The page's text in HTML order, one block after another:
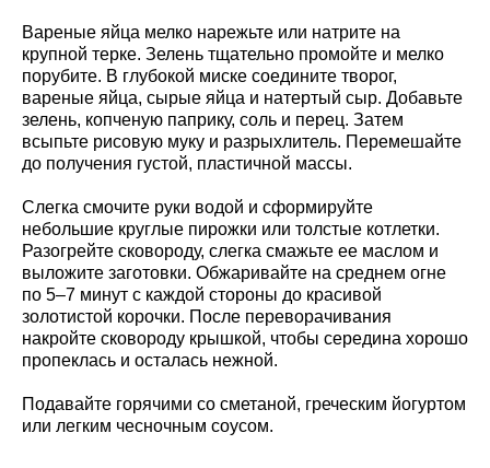
Вареные яйца мелко нарежьте или натрите на
крупной терке. Зелень тщательно промойте и мелко
порубите. В глубокой миске соедините творог,
вареные яйца, сырые яйца и натертый сыр. Добавьте
зелень, копченую паприку, соль и перец. Затем
всыпьте рисовую муку и разрыхлитель. Перемешайте
до получения густой, пластичной массы.
Слегка смочите руки водой и сформируйте
небольшие круглые пирожки или толстые котлетки.
Разогрейте сковороду, слегка смажьте ее маслом и
выложите заготовки. Обжаривайте на среднем огне
по 5–7 минут с каждой стороны до красивой
золотистой корочки. После переворачивания
накройте сковороду крышкой, чтобы середина хорошо
пропеклась и осталась нежной.
Подавайте горячими со сметаной, греческим йогуртом
или легким чесночным соусом.